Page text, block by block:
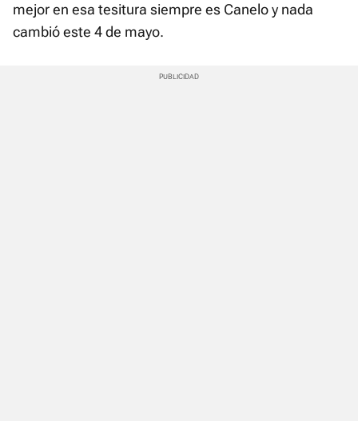
mejor en esa tesitura siempre es Canelo y nada
cambió este 4 de mayo.